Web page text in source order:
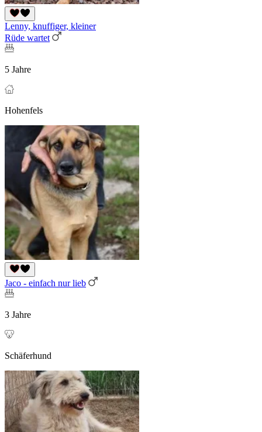
Lenny, knuffiger, kleiner
Rüde wartet
5 Jahre
Hohenfels
Jaco - einfach nur lieb
3 Jahre
Schäferhund